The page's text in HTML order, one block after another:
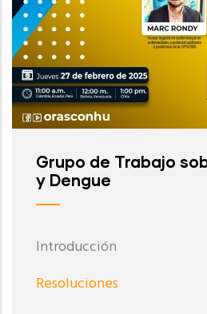
Grupo de Trabajo
y Dengue
Introducción
Resoluciones